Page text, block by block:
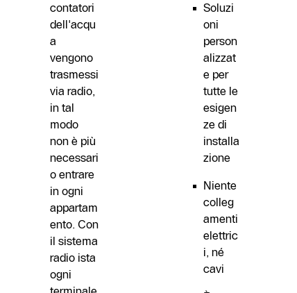
contatori
dell'acqu
a
vengono
trasmessi
via radio,
in tal
modo
non è più
necessari
o entrare
in ogni
appartam
ento. Con
il sistema
radio ista
ogni
Soluzi
oni
person
alizzat
e per
tutte le
esigen
ze di
installa
zione
Niente
colleg
amenti
elettric
i, né
cavi